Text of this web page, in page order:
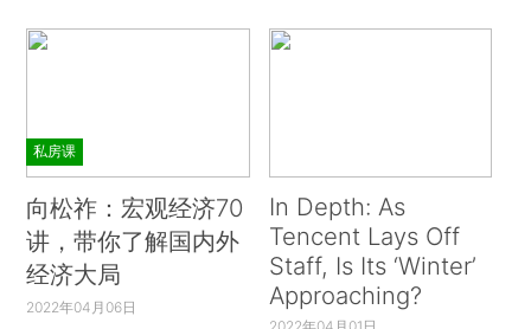
私房课
向松祚：宏观经济70
讲，带你了解国内外
经济大局
2022年04月06日
In Depth: As
Tencent Lays Off
Staff, Is Its ‘Winter’
Approaching?
2022年04月01日